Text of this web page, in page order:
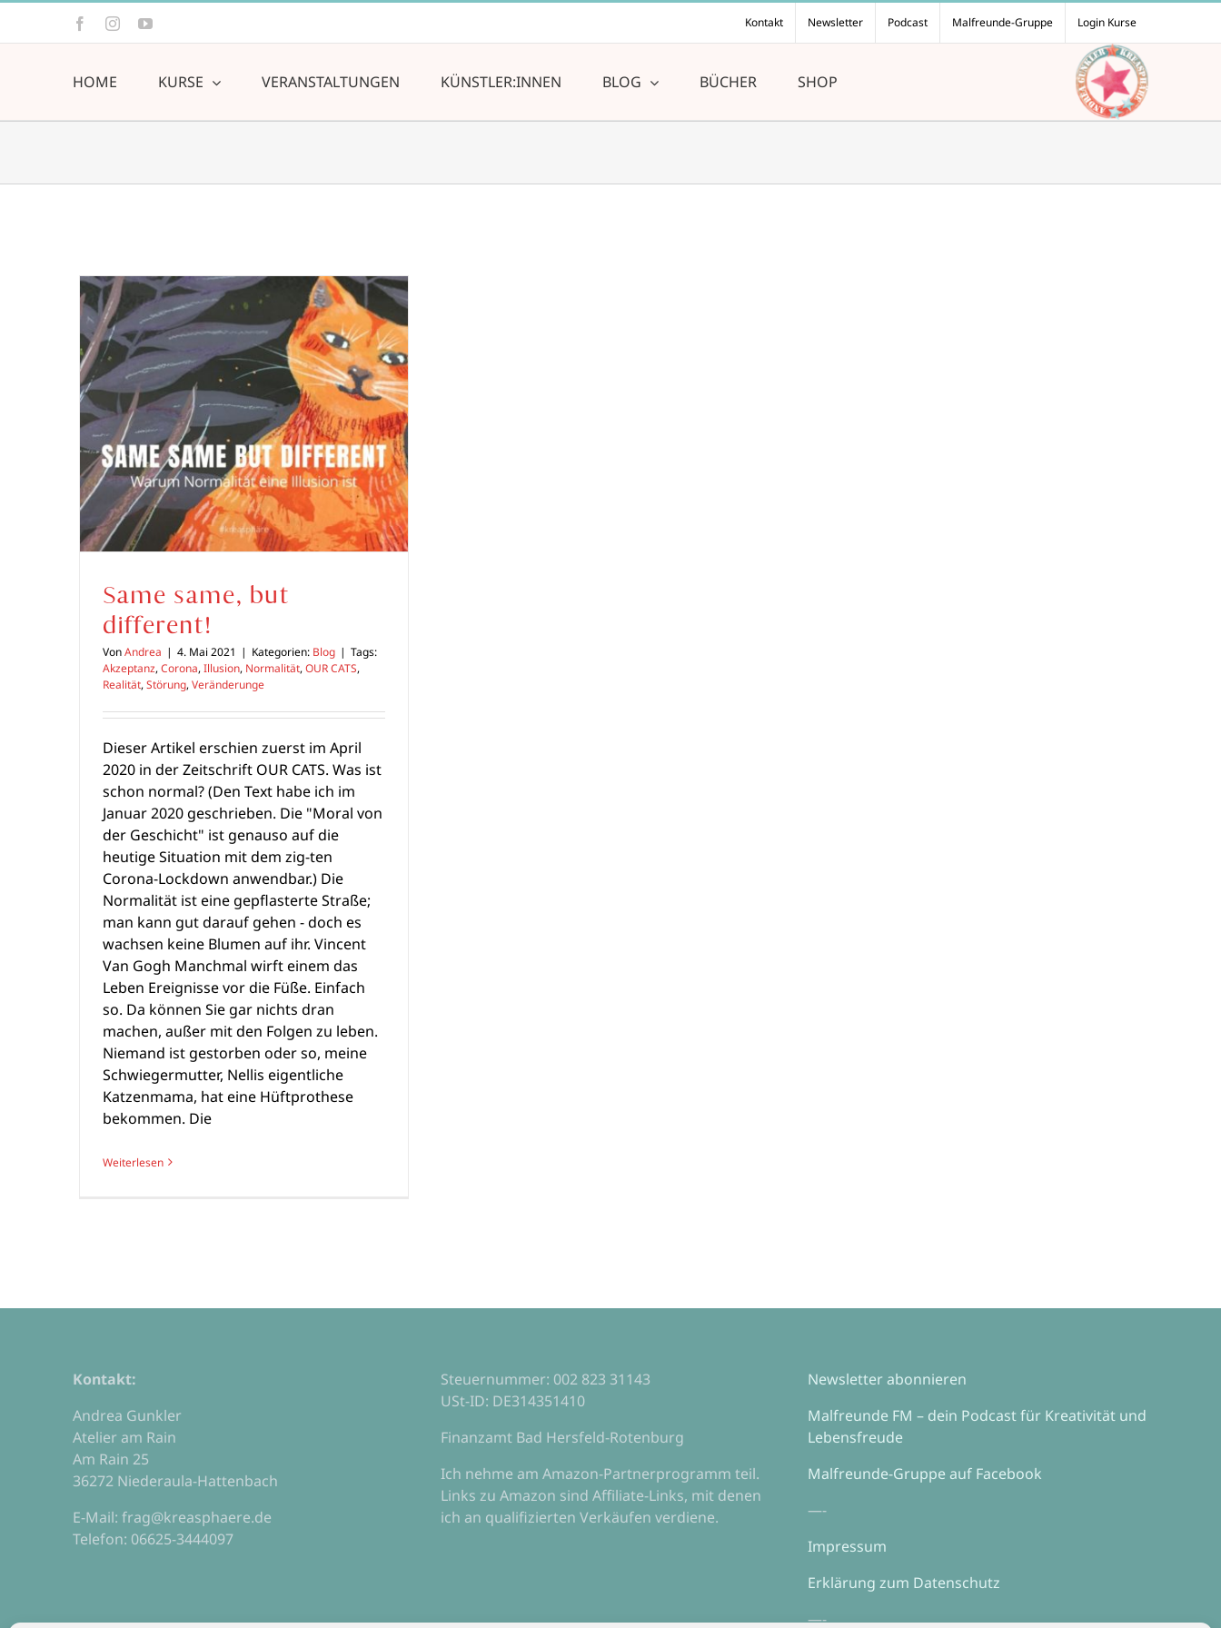
FacebookInstagramYouTube Kontakt Newsletter Podcast Malfreunde-Gruppe Login Kurse
HOME KURSE VERANSTALTUNGEN KÜNSTLER:INNEN BLOG BÜCHER SHOP
Same same, but
different!
VonAndrea | 4. Mai 2021 | Kategorien: Blog | Tags:
Akzeptanz,Corona,Illusion, Normalität,OUR CATS,
Realität,Störung,Veränderunge
Dieser Artikel erschien zuerst im April
2020 in der Zeitschrift OUR CATS. Was ist
schon normal? (Den Text habe ich im
Januar 2020 geschrieben. Die "Moral von
der Geschicht" ist genauso auf die
heutige Situation mit dem zig-ten
Corona-Lockdown anwendbar.) Die
Normalität ist eine gepflasterte Straße;
man kann gut darauf gehen - doch es
wachsen keine Blumen auf ihr. Vincent
Van Gogh Manchmal wirft einem das
Leben Ereignisse vor die Füße. Einfach
so. Da können Sie gar nichts dran
machen, außer mit den Folgen zu leben.
Niemand ist gestorben oder so, meine
Schwieger­mutter, Nellis eigentliche
Katzenmama, hat eine Hüftprothese
bekommen. Die
Weiterlesen
Kontakt:
Andrea Gunkler
Atelier am Rain
Am Rain 25
36272 Niederaula-Hattenbach
E-Mail: frag@kreasphaere.de
Telefon: 06625-3444097
Steuernummer: 002 823 31143
USt-ID: DE314351410
Finanzamt Bad Hersfeld-Rotenburg
Ich nehme am Amazon-Partnerprogramm teil.
Links zu Amazon sind Affiliate-Links, mit denen
ich an qualifizierten Verkäufen verdiene.
Newsletter abonnieren
Malfreunde FM – dein Podcast für Kreativität und
Lebensfreude
Malfreunde-Gruppe auf Facebook
—-
Impressum
Erklärung zum Datenschutz
—-